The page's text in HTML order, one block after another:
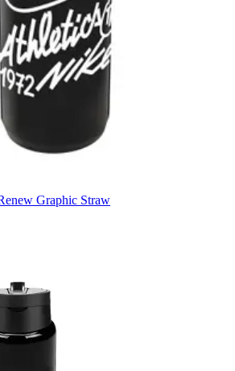
Graphic Straw